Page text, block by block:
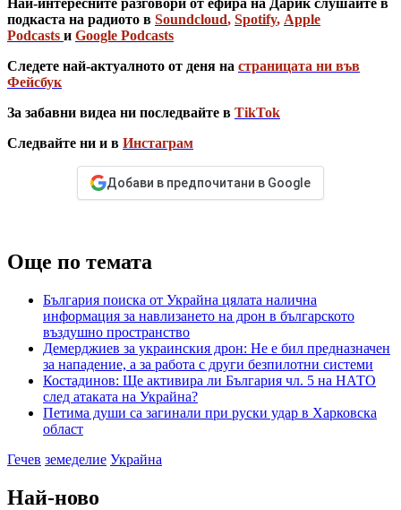
подкаста на радиото в Soundcloud, Spotify, Apple
Podcasts и Google Podcasts
Следете най-актуалното от деня на страницата ни във
Фейсбук
За забавни видеа ни последвайте в TikTok
Следвайте ни и в Инстаграм
Добави в предпочитани в Google
Още по темата
България поиска от Украйна цялата налична
информация за навлизането на дрон в българското
въздушно пространство
Демерджиев за украинския дрон: Не е бил предназначен
за нападение, а за работа с други безпилотни системи
Костадинов: Ще активира ли България чл. 5 на НАТО
след атаката на Украйна?
Петима души са загинали при руски удар в Харковска
област
Гечев земеделие Украйна
Най-ново